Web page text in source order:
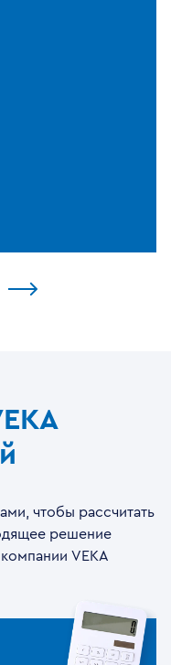
чтобы рассчитать
решение
VEKA